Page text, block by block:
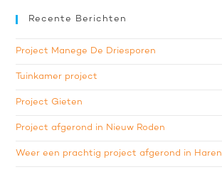
Recente Berichten
Project Manege De Driesporen
Tuinkamer project
Project Gieten
Project afgerond in Nieuw Roden
Weer een prachtig project afgerond in Haren